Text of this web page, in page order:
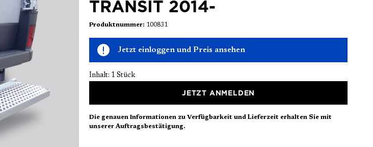
TRANSIT 2014-
Produktnummer: 100831
Jetzt einloggen und Preis ansehen
Inhalt: 1 Stück
JETZT ANMELDEN
Die genauen Informationen zu Verfügbarkeit und Lieferzeit erhalten Sie mit
unserer Auftragsbestätigung.